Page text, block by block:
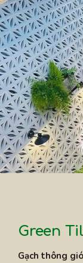
Green
Gạch thông